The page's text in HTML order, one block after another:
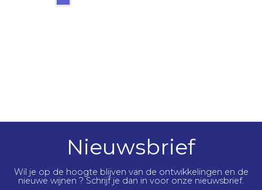
Nieuwsbrief
Wil je op de hoogte blijven van de ontwikkelingen en de
nieuwe wijnen ? Schrijf je dan in voor onze nieuwsbrief.